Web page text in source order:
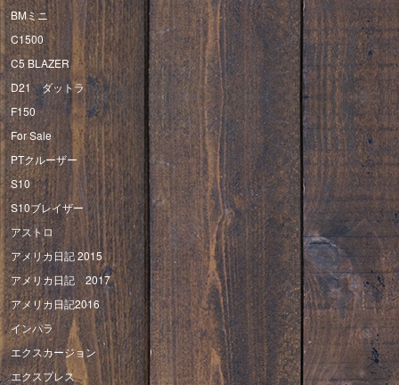
BMミニ
C1500
C5 BLAZER
D21 ダットラ
F150
For Sale
PTクルーザー
S10
S10ブレイザー
アストロ
アメリカ日記 2015
アメリカ日記 2017
アメリカ日記2016
インパラ
エクスカージョン
エクスプレス